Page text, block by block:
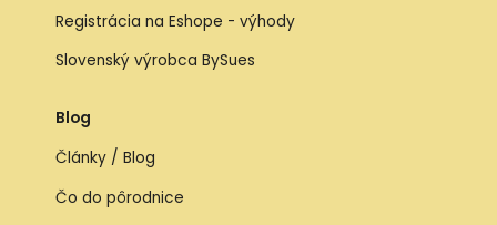
Registrácia na Eshope - výhody
Slovenský výrobca BySues
Blog
Články / Blog
Čo do pôrodnice